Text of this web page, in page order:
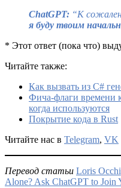
ChatGPT: “К
я буду твоим
* Этот ответ (пока что)
Читайте также:
Как вызвать из C#
Фича-флаги времени
когда используются
Покрытие кода в Rust
Читайте нас в Telegram, VK
Перевод статьи Loris
Alone? Ask ChatGPT to Join